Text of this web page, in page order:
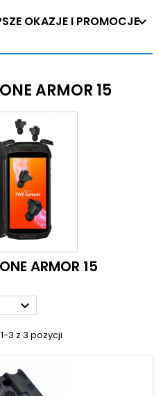
OKAZJE I PROMOCJE
ARMOR 15
ARMOR 15

3 z 3 pozycji